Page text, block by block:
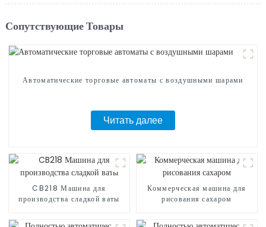
Сопутствующие Товары
Автоматические торговые автоматы с воздушными шарами
Читать далее
CB218 Машина для
производства сладкой ваты
Коммерческая машина для
рисования сахаром